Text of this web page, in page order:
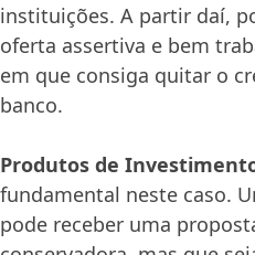
instituições. A partir daí,
oferta assertiva e bem
em que consiga quitar o
banco.
Produtos de
fundamental neste caso.
pode receber uma